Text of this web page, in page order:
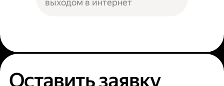
выходом в интернет
Оставить заявку